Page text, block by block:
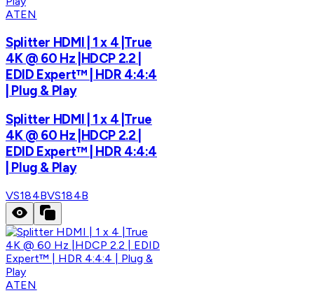
ATEN
Splitter HDMI | 1 x 4 |True
4K @ 60 Hz |HDCP 2.2 |
EDID Expert™ | HDR 4:4:4
| Plug & Play
Splitter HDMI | 1 x 4 |True
4K @ 60 Hz |HDCP 2.2 |
EDID Expert™ | HDR 4:4:4
| Plug & Play
VS184BVS184B
ATEN